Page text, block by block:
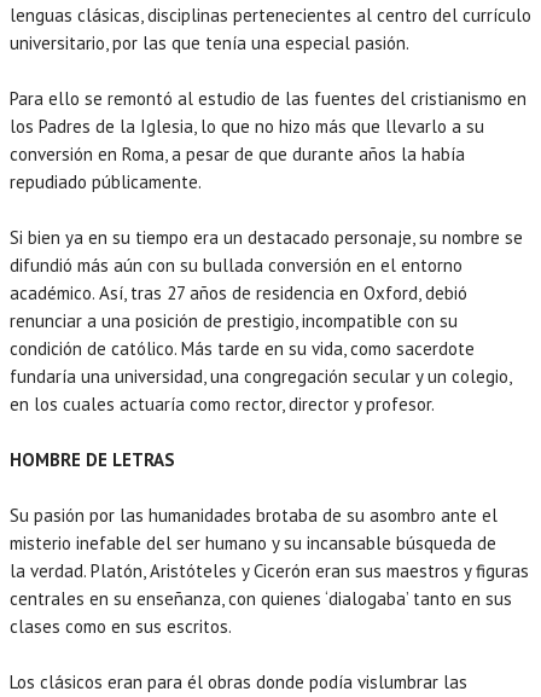
lenguas clásicas, disciplinas pertenecientes al centro del currículo
universitario, por las que tenía una especial pasión.
Para ello se remontó al estudio de las fuentes del cristianismo en
los Padres de la Iglesia, lo que no hizo más que llevarlo a su
conversión en Roma, a pesar de que durante años la había
repudiado públicamente.
Si bien ya en su tiempo era un destacado personaje, su nombre se
difundió más aún con su bullada conversión en el entorno
académico. Así, tras 27 años de residencia en Oxford, debió
renunciar a una posición de prestigio, incompatible con su
condición de católico. Más tarde en su vida, como sacerdote
fundaría una universidad, una congregación secular y un colegio,
en los cuales actuaría como rector, director y profesor.
HOMBRE DE LETRAS
Su pasión por las humanidades brotaba de su asombro ante el
misterio inefable del ser humano y su incansable búsqueda de
la verdad. Platón, Aristóteles y Cicerón eran sus maestros y figuras
centrales en su enseñanza, con quienes ‘dialogaba’ tanto en sus
clases como en sus escritos.
Los clásicos eran para él obras donde podía vislumbrar las